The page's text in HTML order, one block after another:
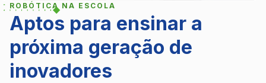
ROBÓTICA NA ESCOLA
Aptos para ensinar a
próxima geração de
inovadores